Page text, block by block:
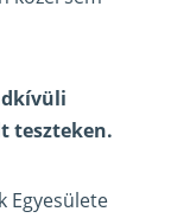
teszteken.
Egyesülete